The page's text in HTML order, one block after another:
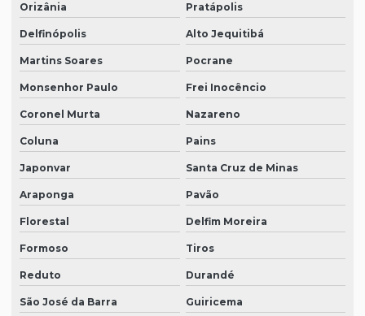
Orizânia Pratápolis
Delfinópolis Alto Jequitibá
Martins Soares Pocrane
Monsenhor Paulo Frei Inocêncio
Coronel Murta Nazareno
Coluna Pains
Japonvar Santa Cruz de Minas
Araponga Pavão
Florestal Delfim Moreira
Formoso Tiros
Reduto Durandé
São José da Barra Guiricema